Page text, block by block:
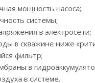
мощность насоса;
системы;
в электросети;
в скважине ниже
фильтр;
в
в системе.